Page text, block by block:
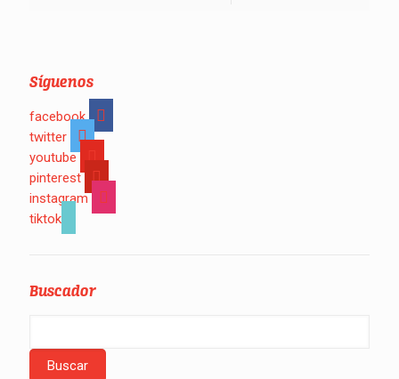
Síguenos
facebook
twitter
youtube
pinterest
instagram
tiktok
Buscador